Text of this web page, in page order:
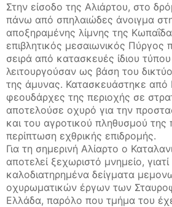
Στην είσοδο της Αλιάρτου, στο
πάνω από σπηλαιώδες άνοιγμα
αποξηραμένης λίμνης της
επιβλητικός μεσαιωνικός Πύργος
σειρά από κατασκευές ίδιου
λειτουργούσαν ως βάση του
της άμυνας. Κατασκευάστηκε από
φεουδάρχες της περιοχής σε
αποτελούσε οχυρό για την
και του αγροτικού πληθυσμού της
περίπτωση εχθρικής επιδρομής.
Για τη σημερινή Αλίαρτο ο
αποτελεί ξεχωριστό μνημείο,
καλοδιατηρημένα δείγματα
οχυρωματικών έργων των
Ελλάδα, παρόλο που τμήμα του